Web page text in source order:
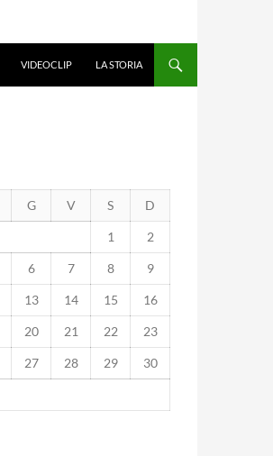
VIDEOCLIP LA STORIA
G V S D
1 2
6 7 8 9
13 14 15 16
20 21 22 23
27 28 29 30